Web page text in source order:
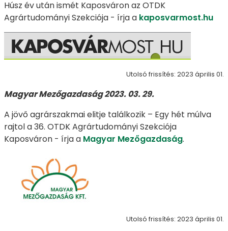
Húsz év után ismét Kaposváron az OTDK
Agrártudományi Szekciója - írja a kaposvarmost.hu
Utolsó frissítés: 2023 április 01.
Magyar Mezőgazdaság 2023. 03. 29.
A jövő agrárszakmai elitje találkozik – Egy hét múlva
rajtol a 36. OTDK Agrártudományi Szekciója
Kaposváron - írja a Magyar Mezőgazdaság.
Utolsó frissítés: 2023 április 01.